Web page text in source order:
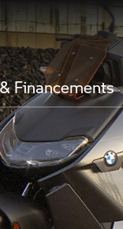
Financements